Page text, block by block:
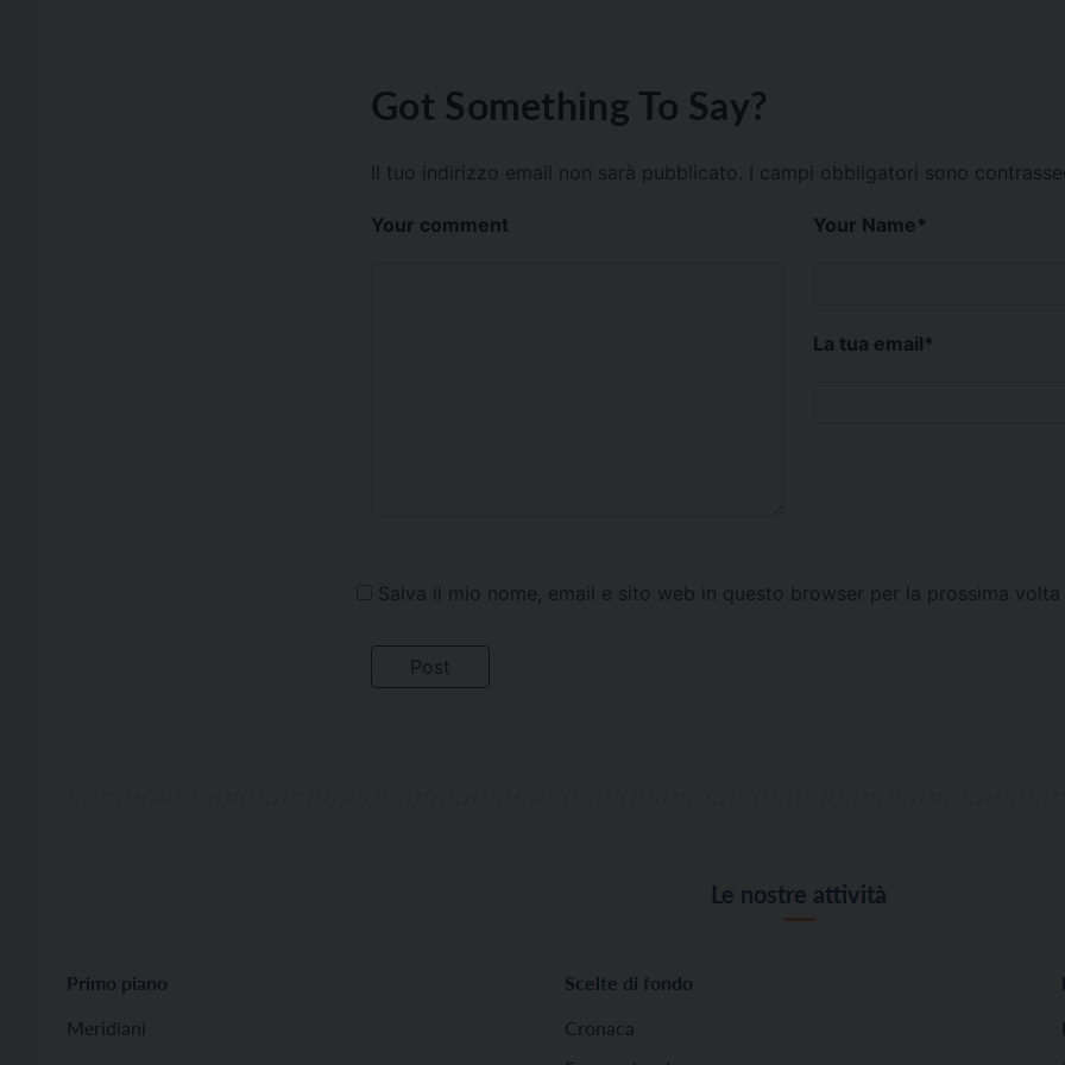
Got Something To Say?
Il tuo indirizzo email non sarà pubblicato. I campi obbligatori sono
Your comment Your Name*
La tua email*
Salva il mio nome, email e sito web in questo browser per la prossima volta
Le nostre attività
Primo piano
Meridiani
Scelte di fondo
Cronaca